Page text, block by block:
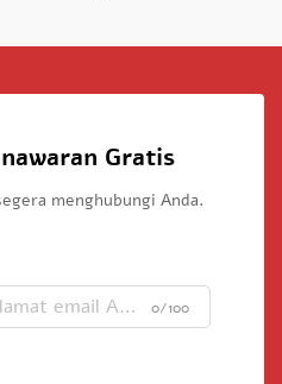
Gratis
menghubungi Anda.
0/100